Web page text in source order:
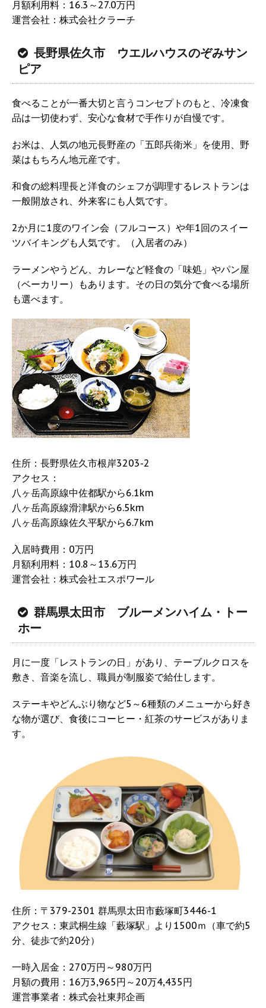
月額利用料：16.3～27.0万円
運営会社：株式会社クラーチ
長野県佐久市 ウエルハウスのぞみサン
ピア
食べることが一番大切と言うコンセプトのもと、冷凍食
品は一切使わず、安心な食材で手作りが自慢です。
お米は、人気の地元長野産の「五郎兵衛米」を使用、野
菜はもちろん地元産です。
和食の総料理長と洋食のシェフが調理するレストランは
一般開放され、外来客にも人気です。
2か月に1度のワイン会（フルコース）や年1回のスイー
ツバイキングも人気です。（入居者のみ）
ラーメンやうどん、カレーなど軽食の「味処」やパン屋
（ベーカリー）もあります。その日の気分で食べる場所
も選べます。
住所：長野県佐久市根岸3203-2
アクセス：
八ヶ岳高原線中佐都駅から6.1km
八ヶ岳高原線滑津駅から6.5km
八ヶ岳高原線佐久平駅から6.7km
入居時費用：0万円
月額利用料：10.8～13.6万円
運営会社：株式会社エスポワール
群馬県太田市 ブルーメンハイム・トー
ホー
月に一度「レストランの日」があり、テーブルクロスを
敷き、音楽を流し、職員が制服姿で給仕します。
ステーキやどんぶり物など5～6種類のメニューから好き
な物が選び、食後にコーヒー・紅茶のサービスがありま
す。
住所：〒379-2301 群馬県太田市藪塚町3446-1
アクセス：東武桐生線「藪塚駅」より1500ｍ（車で約5
分、徒歩で約20分）
一時入居金：270万円～980万円
月額の費用：16万3,965円～20万4,435円
運営事業者：株式会社東邦企画